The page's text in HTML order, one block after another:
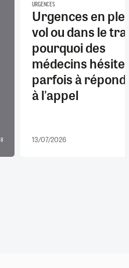
8
URGENCES
Urgences en
vol ou dans le
pourquoi des
médecins
parfois à
à l'appel
13/07/2026